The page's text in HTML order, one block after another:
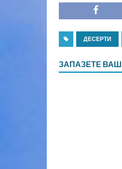
ДЕСЕРТИ
ЗАПАЗЕТЕ